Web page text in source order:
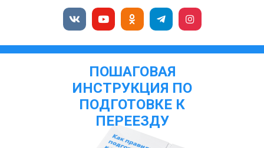
ПОШАГОВАЯ
ИНСТРУКЦИЯ ПО
ПОДГОТОВКЕ К
ПЕРЕЕЗДУ